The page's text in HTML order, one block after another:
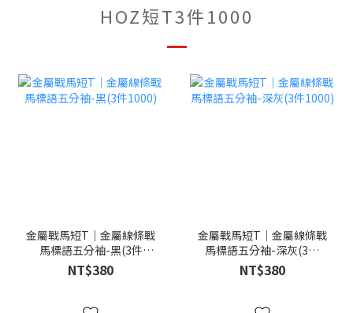
HOZ短T3件1000
金屬戰馬短T｜金屬線條戰
馬標語五分袖-黑(3件
1000)
NT$380
金屬戰馬短T｜金屬線條戰
馬標語五分袖-深灰(3件
1000)
NT$380